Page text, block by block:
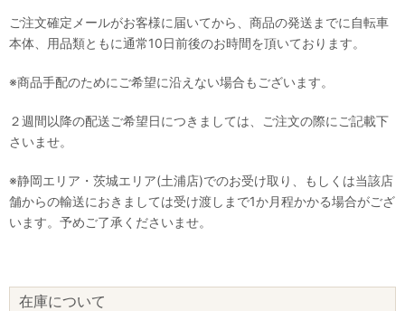
ご注文確定メールがお客様に届いてから、商品の発送までに自転車
本体、用品類ともに通常10日前後のお時間を頂いております。
※商品手配のためにご希望に沿えない場合もございます。
２週間以降の配送ご希望日につきましては、ご注文の際にご記載下
さいませ。
※静岡エリア・茨城エリア(土浦店)でのお受け取り、もしくは当該店
舗からの輸送におきましては受け渡しまで1か月程かかる場合がござ
います。予めご了承くださいませ。
在庫について